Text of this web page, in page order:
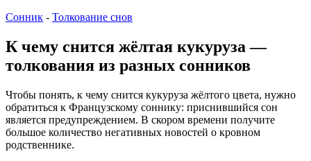
Сонник - Толкование снов
К чему снится жёлтая кукуруза —
толкования из разных сонников
Чтобы понять, к чему снится кукуруза жёлтого цвета, нужно
обратиться к Французскому соннику: приснившийся сон
является предупреждением. В скором времени получите
большое количество негативных новостей о кровном
родственнике.